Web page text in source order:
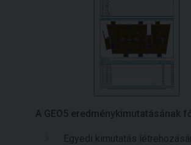
A GEO5 eredménykimutatásának
Egyedi kimutatás